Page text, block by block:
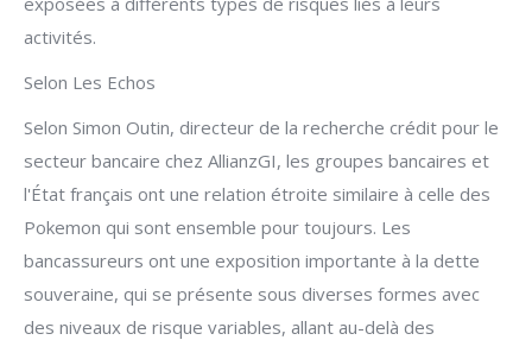
activités.
Selon Les Echos
Selon Simon Outin, directeur de la recherche crédit pour le
secteur bancaire chez AllianzGI, les groupes bancaires et
l'État français ont une relation étroite similaire à celle des
Pokemon qui sont ensemble pour toujours. Les
bancassureurs ont une exposition importante à la dette
souveraine, qui se présente sous diverses formes avec
des niveaux de risque variables, allant au-delà des